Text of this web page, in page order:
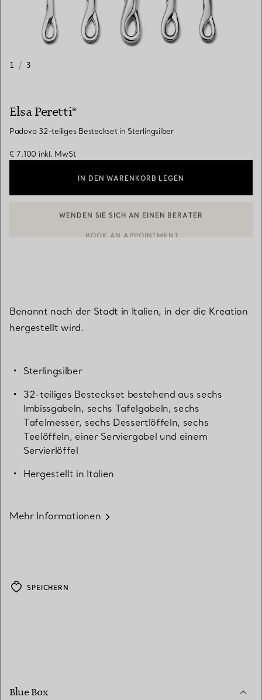
1 / 3
Elsa Peretti®
Padova 32-teiliges Besteckset in Sterlingsilber
€ 7.100 inkl. MwSt
IN DEN WARENKORB LEGEN
BOOK AN APPOINTMENT
Benannt nach der Stadt in Italien, in der die Kreation
hergestellt wird.
Sterlingsilber
32-teiliges Besteckset bestehend aus sechs
Imbissgabeln, sechs Tafelgabeln, sechs
Tafelmesser, sechs Dessertlöffeln, sechs
Teelöffeln, einer Serviergabel und einem
Servierlöffel
Hergestellt in Italien
Mehr Informationen
SPEICHERN
Blue Box